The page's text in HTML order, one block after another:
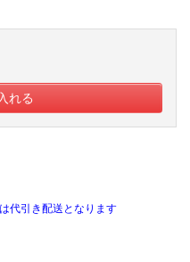
代引き配送となります